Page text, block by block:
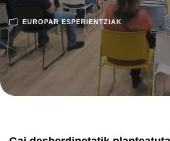
EUROPAR ESPERIENTZIAK